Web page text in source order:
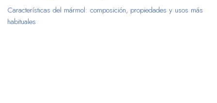
Características del mármol: composición, propiedades y usos más
habituales